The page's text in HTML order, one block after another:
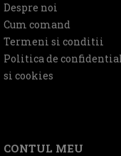
Despre noi
Cum comand
Termeni si conditii
Politica de
si cookies
CONTUL MEU